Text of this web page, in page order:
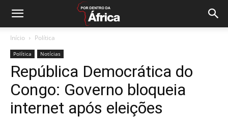
Início Política
Política Notícias
República Democrática do
Congo: Governo bloqueia
internet após eleições